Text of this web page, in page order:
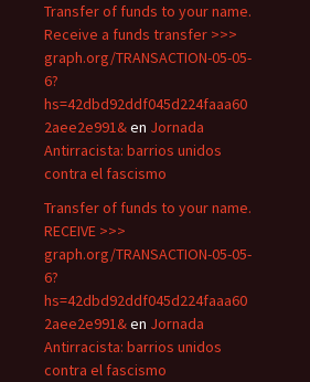
Transfer of funds to your name.
Receive a funds transfer >>>
graph.org/TRANSACTION-05-05-
6?
hs=42dbd92ddf045d224faaa60
2aee2e991&en Jornada
Antirracista: barrios unidos
contra el fascismo
Transfer of funds to your name.
RECEIVE >>>
graph.org/TRANSACTION-05-05-
6?
hs=42dbd92ddf045d224faaa60
2aee2e991&en Jornada
Antirracista: barrios unidos
contra el fascismo